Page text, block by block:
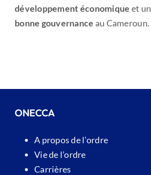
développement économique et un
bonne gouvernance au Cameroun.
ONECCA
A propos de l’ordre
Vie de l’ordre
Carrières